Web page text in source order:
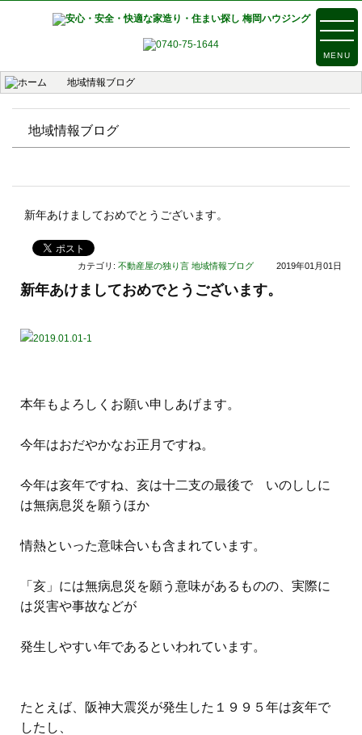
MENU
地域情報ブログ
地域情報ブログ
新年あけましておめでとうございます。
カテゴリ: 不動産屋の独り言 地域情報ブログ 2019年01月01日
新年あけましておめでとうございます。
本年もよろしくお願い申しあげます。
今年はおだやかなお正月ですね。
今年は亥年ですね、亥は十二支の最後で いのししに
は無病息災を願うほか
情熱といった意味合いも含まれています。
「亥」には無病息災を願う意味があるものの、実際に
は災害や事故などが
発生しやすい年であるといわれています。
たとえば、阪神大震災が発生した１９９５年は亥年で
したし、